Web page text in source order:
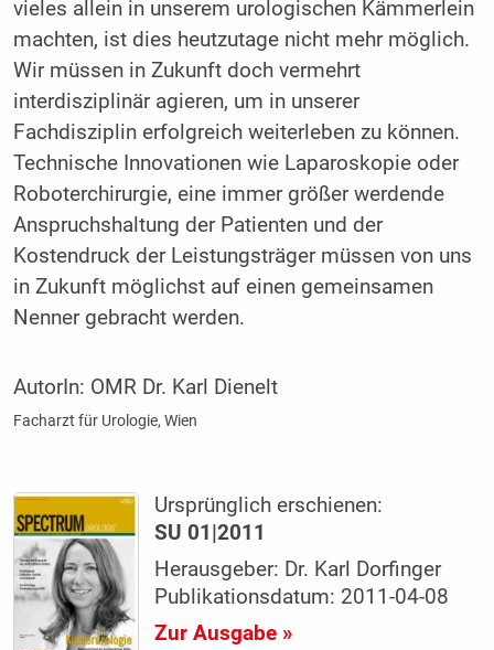
vieles allein in unserem urologischen Kämmerlein
machten, ist dies heutzutage nicht mehr möglich.
Wir müssen in Zukunft doch vermehrt
interdisziplinär agieren, um in unserer
Fachdisziplin erfolgreich weiterleben zu können.
Technische Innovationen wie Laparoskopie oder
Roboterchirurgie, eine immer größer werdende
Anspruchshaltung der Patienten und der
Kostendruck der Leistungsträger müssen von uns
in Zukunft möglichst auf einen gemeinsamen
Nenner gebracht werden.
AutorIn: OMR Dr. Karl Dienelt
Facharzt für Urologie, Wien
Ursprünglich erschienen:
SU 01|2011
Herausgeber: Dr. Karl Dorfinger
Publikationsdatum: 2011-04-08
Zur Ausgabe »